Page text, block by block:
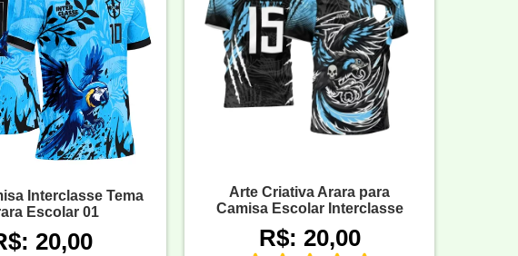
Interclasse Tema
Escolar 01
20,00
Arte Criativa Arara para
Camisa Escolar Interclasse
R$: 20,00